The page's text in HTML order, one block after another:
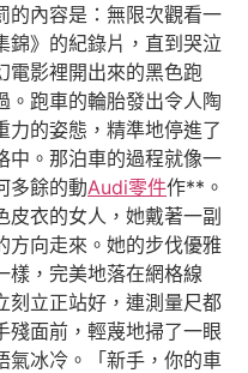
的內容是：無限次觀看一
》的紀錄片，直到哭泣
電影裡開出來的黑色跑
。跑車的輪胎發出令人陶
力的姿態，精準地停進了
中。那泊車的過程就像一
多餘的動Audi零件作**。
衣的女人，她戴著一副
方向走來。她的步伐優雅
樣，完美地落在網格線
刻立正站好，連測量尺都
殘面前，輕蔑地掃了一眼
氣冰冷。「新手，你的車